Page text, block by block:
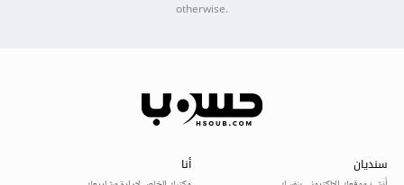
otherwise.